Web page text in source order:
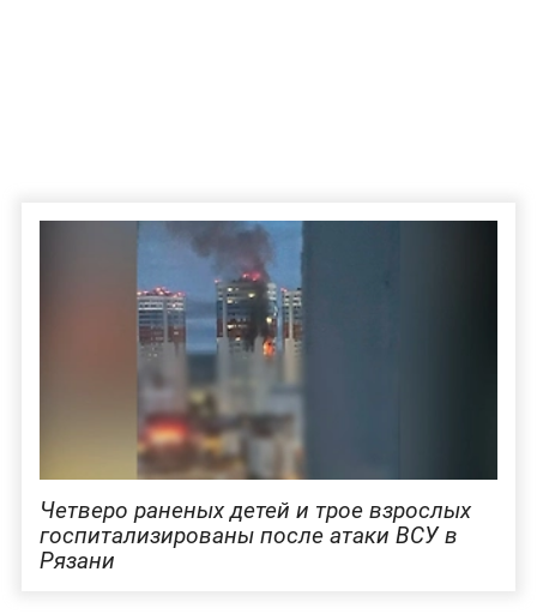
Четверо раненых детей и трое взрослых
госпитализированы после атаки ВСУ в
Рязани